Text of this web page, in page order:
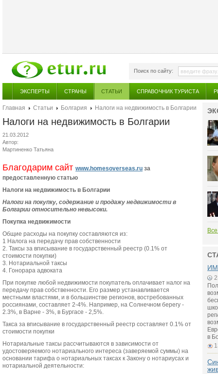
Поиск по сайту:
ЭКСПЕРТЫ СТРАНЫ СТАТЬИ СПРАВОЧНИК ТУРИСТА
Главная Статьи Болгария Налоги на недвижимость в Болгарии
Налоги на недвижимость в Болгарии
21.03.2012
Автор:
Мартиненко Татьяна
Благодарим сайт www.homesoverseas.ru за
предоставленную статью
Налоги на недвижимость в Болгарии
Налоги на покупку, содержание и продажу недвижимости в
Болгарии относительно невысоки.
Покупка недвижимости
Общие расходы на покупку составляются из:
1 Налога на передачу прав собственности
2. Таксы за вписывание в государственный реестр (0.1% от
стоимости покупки)
3. Нотариальной таксы
4. Гонорара адвоката
При покупке любой недвижимости покупатель оплачивает налог на
передачу прав собственности. Его размер устанавливается
местными властями, и в большинстве регионов, востребованных
россиянами, составляет 2-4%. Например, на Солнечном берегу -
2.3%, в Варне - 3%, в Бургасе - 2,5%.
Такса за вписывание в государственный реестр составляет 0.1% от
стоимости покупки
Нотариальные таксы рассчитываются в зависимости от
удостоверяемого нотариального интереса (заверяемой суммы) на
основании тарифа о нотариальных таксах к Закону о нотариусах и
нотариальной деятельности:
в